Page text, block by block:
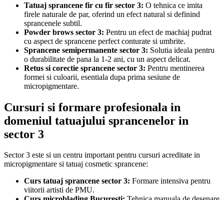
Tatuaj sprancene fir cu fir sector 3: O tehnica ce imita
firele naturale de par, oferind un efect natural si definind
sprancenele subtil.
Powder brows sector 3: Pentru un efect de machiaj pudrat
cu aspect de sprancene perfect conturate si umbrite.
Sprancene semipermanente sector 3: Solutia ideala pentru
o durabilitate de pana la 1-2 ani, cu un aspect delicat.
Retus si corectie sprancene sector 3: Pentru mentinerea
formei si culoarii, esentiala dupa prima sesiune de
micropigmentare.
Cursuri si formare profesionala in
domeniul tatuajului sprancenelor in
sector 3
Sector 3 este si un centru important pentru cursuri acreditate in
micropigmentare si tatuaj cosmetic sprancene:
Curs tatuaj sprancene sector 3: Formare intensiva pentru
viitorii artisti de PMU.